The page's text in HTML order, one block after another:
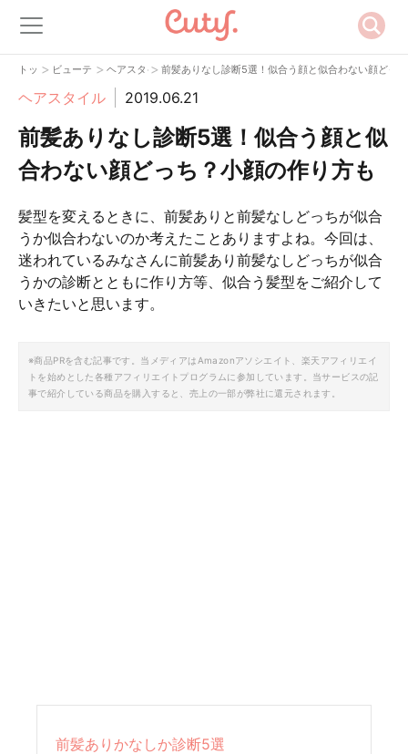
トップ
> ビューティー
> ヘアスタイル
> 前髪ありなし診断5選！似合う顔と似合わない顔どっ
ヘアスタイル 2019.06.21
前髪ありなし診断5選！似合う顔と似
合わない顔どっち？小顔の作り方も
髪型を変えるときに、前髪ありと前髪なしどっちが似合
うか似合わないのか考えたことありますよね。今回は、
迷われているみなさんに前髪あり前髪なしどっちが似合
うかの診断とともに作り方等、似合う髪型をご紹介して
いきたいと思います。
※商品PRを含む記事です。当メディアはAmazonアソシエイト、楽天アフィリエイ
トを始めとした各種アフィリエイトプログラムに参加しています。当サービスの記
事で紹介している商品を購入すると、売上の一部が弊社に還元されます。
前髪ありかなしか診断5選